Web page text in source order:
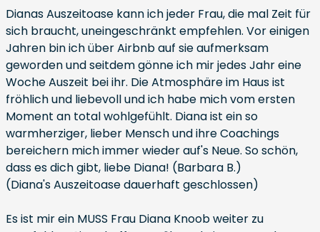
Dianas Auszeitoase kann ich jeder Frau, die mal Zeit für
sich braucht, uneingeschränkt empfehlen. Vor einigen
Jahren bin ich über Airbnb auf sie aufmerksam
geworden und seitdem gönne ich mir jedes Jahr eine
Woche Auszeit bei ihr. Die Atmosphäre im Haus ist
fröhlich und liebevoll und ich habe mich vom ersten
Moment an total wohlgefühlt. Diana ist ein so
warmherziger, lieber Mensch und ihre Coachings
bereichern mich immer wieder auf's Neue. So schön,
dass es dich gibt, liebe Diana! (Barbara B.)
(Diana's Auszeitoase dauerhaft geschlossen)
Es ist mir ein MUSS Frau Diana Knoob weiter zu